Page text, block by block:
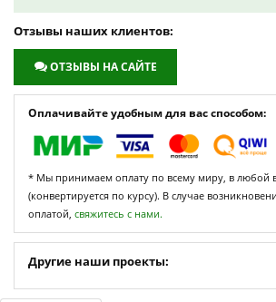
Отзывы наших клиентов:
ОТЗЫВЫ НА САЙТЕ
Оплачивайте удобным для вас способом:
* Мы принимаем оплату по всему миру, в любой
(конвертируется по курсу). В случае
оплатой, свяжитесь с нами.
Другие наши проекты: